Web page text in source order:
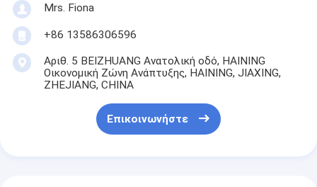
Mrs. Fiona
+86 13586306596
Αριθ. 5 BEIZHUANG Ανατολική οδό, HAINING
Οικονομική Ζώνη Ανάπτυξης, HAINING, JIAXING,
ZHEJIANG, CHINA
Επικοινωνήστε